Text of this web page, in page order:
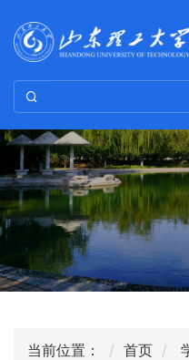
当前位置： 首页